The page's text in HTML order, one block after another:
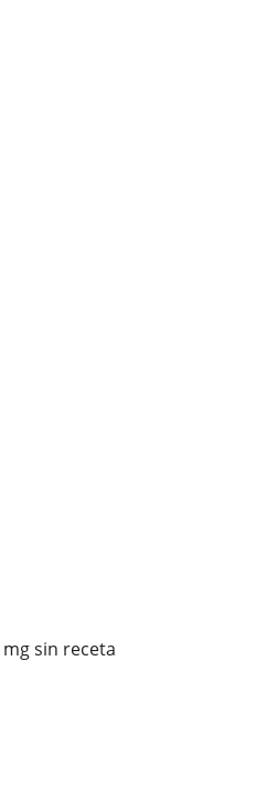
mg sin receta